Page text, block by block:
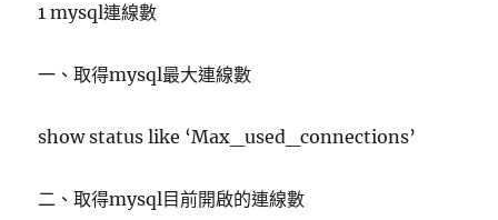
1 mysql連線數
一、取得mysql最大連線數
show status like ‘Max_used_connections’
二、取得mysql目前開啟的連線數